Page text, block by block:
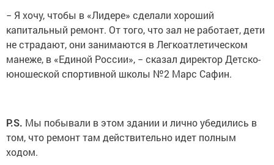
− Я хочу, чтобы в «Лидере» сделали хороший
капитальный ремонт. От того, что зал не работает, дети
не страдают, они занимаются в Легкоатлетическом
манеже, в «Единой России», − сказал директор Детско-
юношеской спортивной школы №2 Марс Сафин.
P.S. Мы побывали в этом здании и лично убедились в
том, что ремонт там действительно идет полным
ходом.